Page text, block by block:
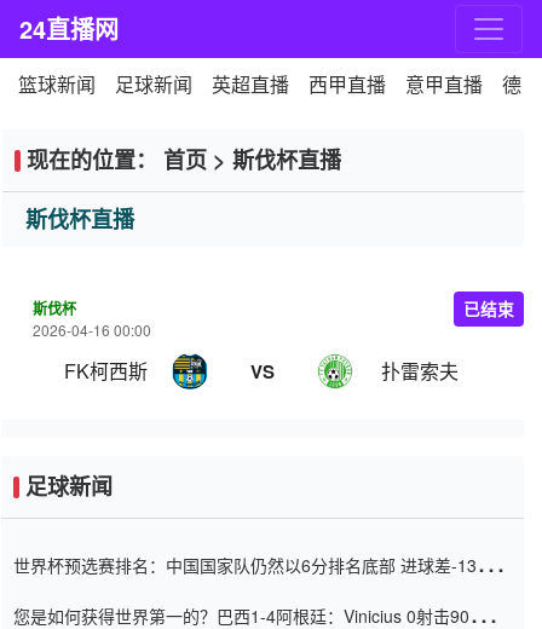
24直播网
篮球新闻 足球新闻 英超直播 西甲直播 意甲直播 德
现在的位置： 首页 > 斯伐杯直播
斯伐杯直播
斯伐杯
2026-04-16 00:00
FK柯西斯 VS 扑雷索夫
已结束
足球新闻
世界杯预选赛排名：中国国家队仍然以6分排名底部 进球差-13令人
您是如何获得世界第一的？巴西1-4阿根廷：Vinicius 0射击90分钟